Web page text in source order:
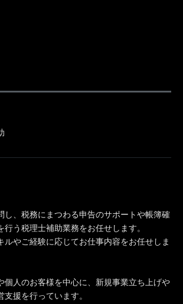
し、税務にまつわる申告のサポートや帳簿確
う税理士補助業務をお任せします。
ルやご経験に応じてお仕事内容をお任せしま
人のお客様を中心に、新規事業立ち上げや
援を行っています。